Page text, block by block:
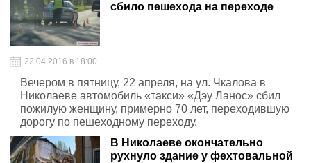
сбило пешехода на переходе
22.04.2016 в 18:00
Вечером в пятницу, 22 апреля, на ул. Чкалова в
Николаеве автомобиль «такси» «Дэу Ланос» сбил
пожилую женщину, примерно 70 лет, переходившую
дорогу по пешеходному переходу.
В Николаеве окончательно
рухнуло здание у фехтовальной